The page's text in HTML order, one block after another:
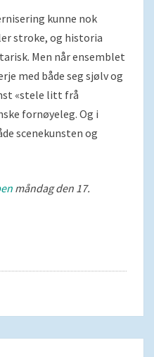
kunne nok
stroke, og historia
Men når ensemblet
med både seg sjølv og
«stele litt frå
fornøyeleg. Og i
scenekunsten og
måndag den 17.